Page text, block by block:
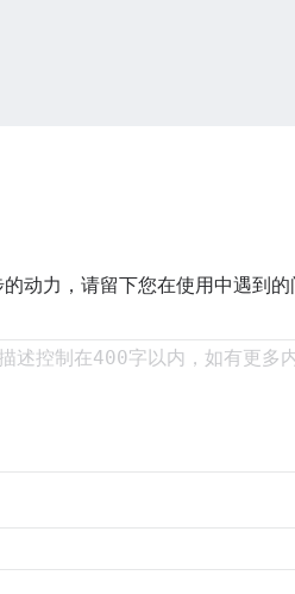
动力，请留下您在使用中遇到